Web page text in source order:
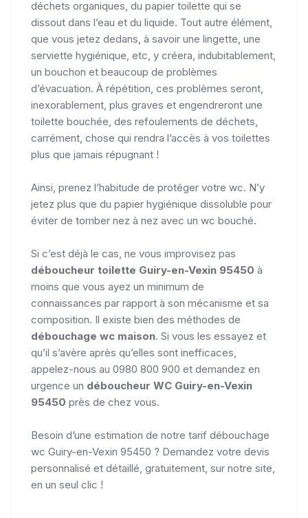
déchets organiques, du papier toilette qui se
dissout dans l’eau et du liquide. Tout autre élément,
que vous jetez dedans, à savoir une lingette, une
serviette hygiénique, etc, y créera, indubitablement,
un bouchon et beaucoup de problèmes
d’évacuation. À répétition, ces problèmes seront,
inexorablement, plus graves et engendreront une
toilette bouchée, des refoulements de déchets,
carrément, chose qui rendra l’accès à vos toilettes
plus que jamais répugnant !
Ainsi, prenez l’habitude de protéger votre wc. N’y
jetez plus que du papier hygiénique dissoluble pour
éviter de tomber nez à nez avec un wc bouché.
Si c’est déjà le cas, ne vous improvisez pas
déboucheur toilette Guiry-en-Vexin 95450 à
moins que vous ayez un minimum de
connaissances par rapport à son mécanisme et sa
composition. Il existe bien des méthodes de
débouchage wc maison. Si vous les essayez et
qu’il s’avère après qu’elles sont inefficaces,
appelez-nous au 0980 800 900 et demandez en
urgence un déboucheur WC Guiry-en-Vexin
95450 près de chez vous.
Besoin d’une estimation de notre tarif débouchage
wc Guiry-en-Vexin 95450 ? Demandez votre devis
personnalisé et détaillé, gratuitement, sur notre site,
en un seul clic !